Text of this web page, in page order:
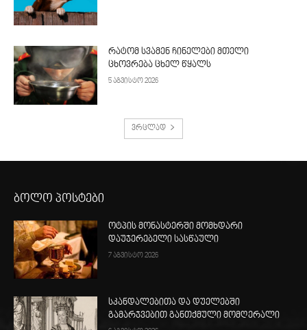
რატომ სვამენ ჩინელები მთელი
ცხოვრება ცხელ წყალს
5 აგვისტო 2026
ვრცლად
ბოლო პოსტები
ოტპის მონასტერში მომხდარი
დაუჯერებელი სასწაული
7 აგვისტო 2026
სკანდალებითა და დუელებში
გამარჯვებით განთქმული მომღერალი